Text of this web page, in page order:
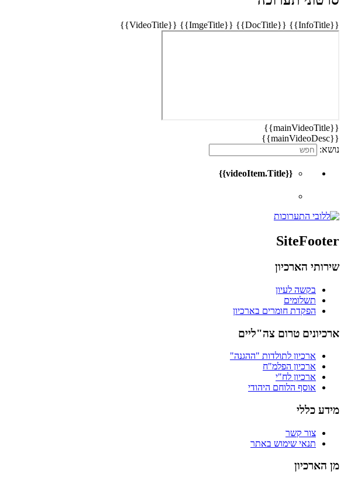
{{InfoTitle}}
{{DocTitle}}
{{ImgeTitle}}
{{VideoTitle}}
{{mainVideoTitle}}
{{mainVideoDesc}}
נושא:
{{videoItem.Title}}
SiteFooter
שירותי הארכיון
בקשה לעיון
תשלומים
הפקדת חומרים בארכיון
ארכיונים טרום צה"ליים
ארכיון לתולדות "ההגנה"
ארכיון הפלמ"ח
ארכיון לח"י
אוסף הלוחם היהודי
מידע כללי
צור קשר
תנאי שימוש באתר
מן הארכיון